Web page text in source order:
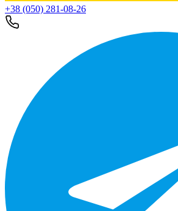
+38 (050) 281-08-26